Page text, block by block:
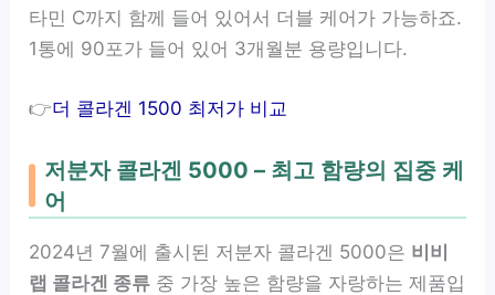
타민 C까지 함께 들어 있어서 더블 케어가 가능하죠.
1통에 90포가 들어 있어 3개월분 용량입니다.
👉더 콜라겐 1500 최저가 비교
저분자 콜라겐 5000 – 최고 함량의 집중 케
어
2024년 7월에 출시된 저분자 콜라겐 5000은 비비
랩 콜라겐 종류 중 가장 높은 함량을 자랑하는 제품입